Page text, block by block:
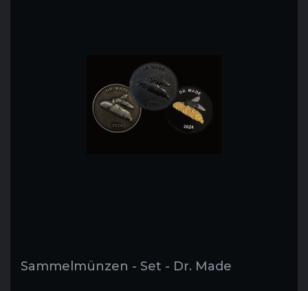
Sammelmünzen - Set - Dr. Made